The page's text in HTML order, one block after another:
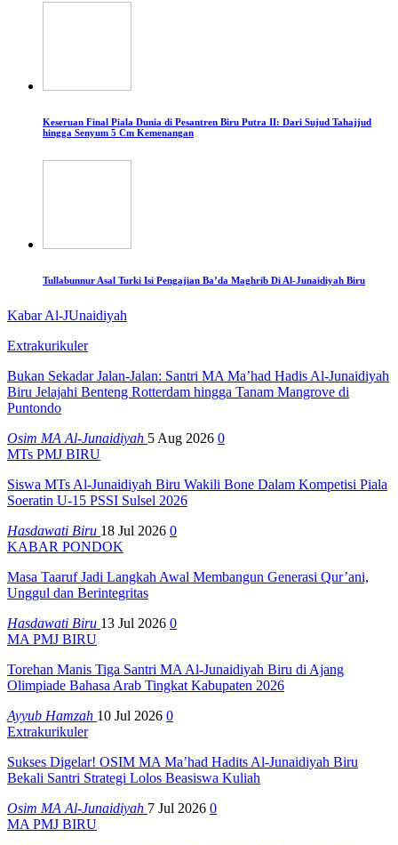
Keseruan Final Piala Dunia di Pesantren Biru Putra II: Dari Sujud Tahajjud
hingga Senyum 5 Cm Kemenangan
Tullabunnur Asal Turki Isi Pengajian Ba’da Maghrib Di Al-Junaidiyah Biru
Kabar Al-JUnaidiyah
Extrakurikuler
Bukan Sekadar Jalan-Jalan: Santri MA Ma’had Hadis Al-Junaidiyah
Biru Jelajahi Benteng Rotterdam hingga Tanam Mangrove di
Puntondo
Osim MA Al-Junaidiyah 5 Aug 2026 0
MTs PMJ BIRU
Siswa MTs Al-Junaidiyah Biru Wakili Bone Dalam Kompetisi Piala
Soeratin U-15 PSSI Sulsel 2026
Hasdawati Biru 18 Jul 2026 0
KABAR PONDOK
Masa Taaruf Jadi Langkah Awal Membangun Generasi Qur’ani,
Unggul dan Berintegritas
Hasdawati Biru 13 Jul 2026 0
MA PMJ BIRU
Torehan Manis Tiga Santri MA Al-Junaidiyah Biru di Ajang
Olimpiade Bahasa Arab Tingkat Kabupaten 2026
Ayyub Hamzah 10 Jul 2026 0
Extrakurikuler
Sukses Digelar! OSIM MA Ma’had Hadits Al-Junaidiyah Biru
Bekali Santri Strategi Lolos Beasiswa Kuliah
Osim MA Al-Junaidiyah 7 Jul 2026 0
MA PMJ BIRU